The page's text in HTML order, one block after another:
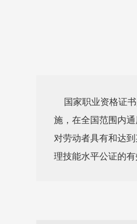
国家职业资格证书
施，在全国范围内
对劳动者具有和达
理技能水平公证的